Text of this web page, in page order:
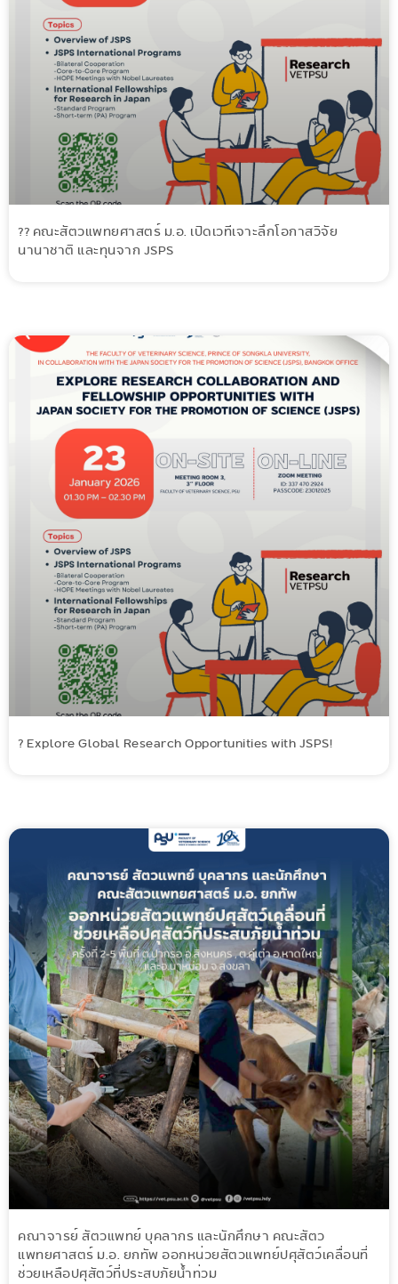
?? คณะสัตวแพทยศาสตร์ ม.อ. เปิดเวทีเจาะลึกโอกาสวิจัย
นานาชาติ และทุนจาก JSPS
? Explore Global Research Opportunities with JSPS!
คณาจารย์ สัตวแพทย์ บุคลากร และนักศึกษา คณะสัตว
แพทยศาสตร์ ม.อ. ยกทัพ ออกหน่วยสัตวแพทย์ปศุสัตว์เคลื่อนที่
ช่วยเหลือปศุสัตว์ที่ประสบภัยน้ำท่วม